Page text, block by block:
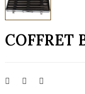
COFFRET